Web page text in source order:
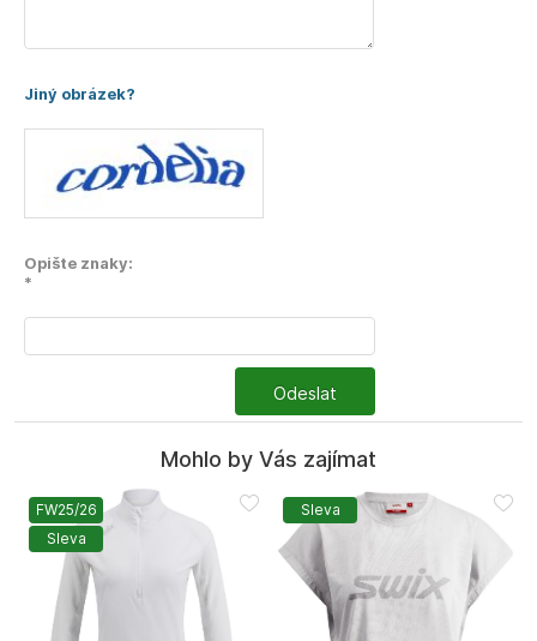
Jiný obrázek?
Opište znaky:
*
Odeslat
Mohlo by Vás zajímat
FW25/26
Sleva
Sleva